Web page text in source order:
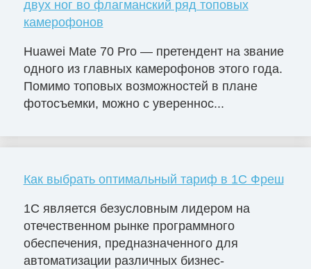
двух ног во флагманский ряд топовых
камерофонов
Huawei Mate 70 Pro — претендент на звание
одного из главных камерофонов этого года.
Помимо топовых возможностей в плане
фотосъемки, можно с увереннос...
Как выбрать оптимальный тариф в 1С Фреш
1С является безусловным лидером на
отечественном рынке программного
обеспечения, предназначенного для
автоматизации различных бизнес-